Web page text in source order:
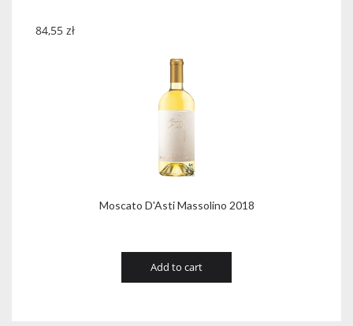
Moscato D'Asti Massolino 2018
84,55 zł
Add to cart